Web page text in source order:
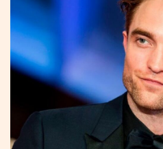
Бүртгүүлэх
Бизнес
Leaderships
forum
ФОТО
УРЛАГ